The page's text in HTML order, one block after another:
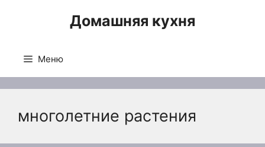
Домашняя кухня
Меню
многолетние растения